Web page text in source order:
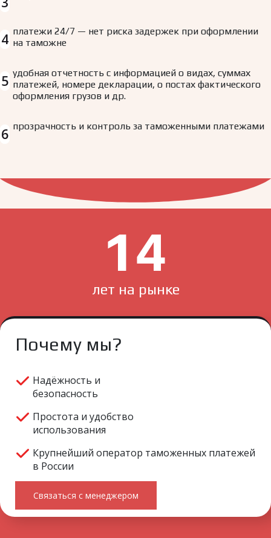
4 платежи 24/7 — нет риска задержек при оформлении
на таможне
5 удобная отчетность с информацией о видах, суммах
платежей, номере декларации, о постах фактического
оформления грузов и др.
6 прозрачность и контроль за таможенными платежами
14
лет на рынке
Почему мы?
Надёжность и
безопасность
Простота и удобство
использования
Крупнейший оператор таможенных платежей
в России
Связаться с менеджером